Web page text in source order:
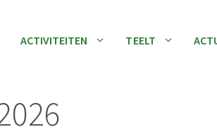
ACTIVITEITEN TEELT